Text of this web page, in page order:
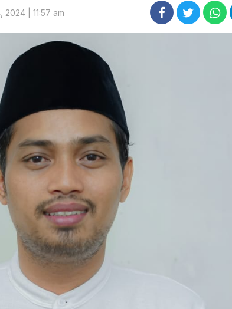
| 11:57 am